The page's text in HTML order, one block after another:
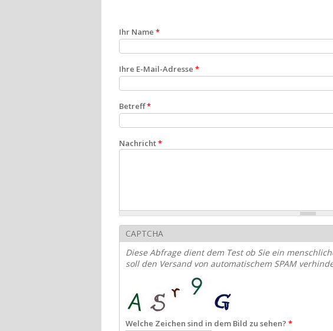
Ihr Name *
Ihre E-Mail-Adresse *
Betreff*
Nachricht*
CAPTCHA
Diese Abfrage dient dem Test ob Sie ein
soll den Versand von automatischem SPAM
Welche Zeichen sind in dem Bild zu sehen? *